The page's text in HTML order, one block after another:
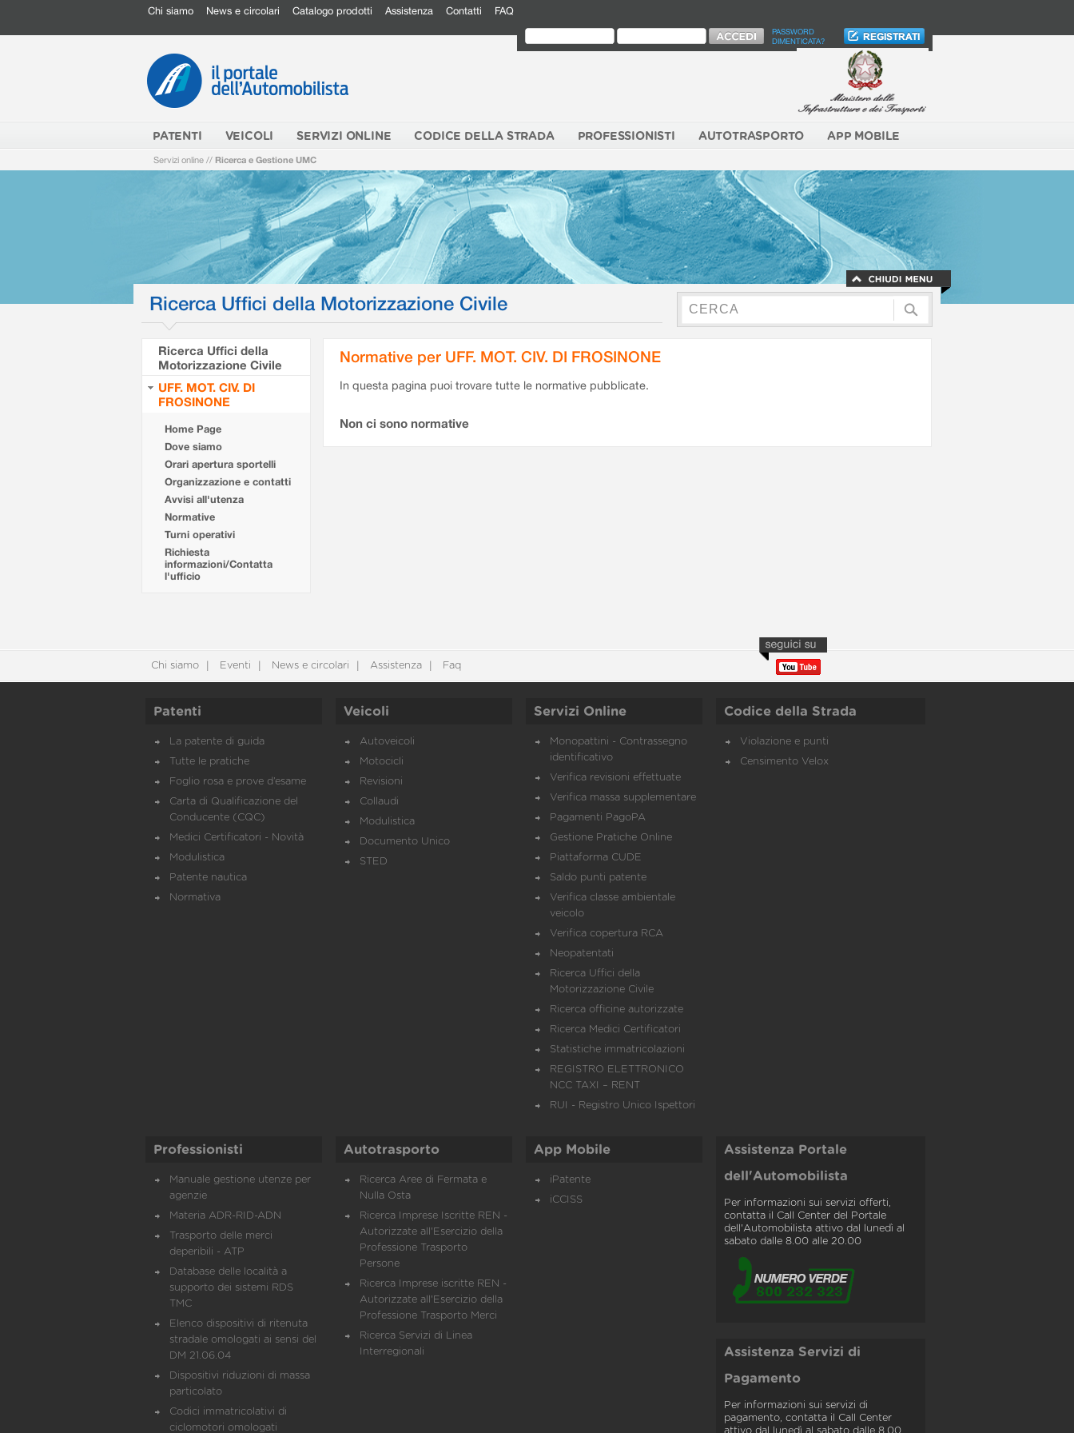
Chi siamo News e circolari Catalogo prodotti Assistenza Contatti FAQ
PASSWORD
DIMENTICATA?
PATENTI VEICOLI SERVIZI ONLINE CODICE DELLA STRADA PROFESSIONISTI AUTOTRASPORTO APP MOBILE
Servizi online // Ricerca e Gestione UMC
Ricerca Uffici della Motorizzazione Civile
Ricerca Uffici della
Motorizzazione Civile
UFF. MOT. CIV. DI
FROSINONE
Home Page
Dove siamo
Orari apertura sportelli
Organizzazione e contatti
Avvisi all'utenza
Normative
Turni operativi
Richiesta
informazioni/Contatta
l'ufficio
Normative per UFF. MOT. CIV. DI FROSINONE
In questa pagina puoi trovare tutte le normative pubblicate.
Non ci sono normative
Chi siamo Eventi News e circolari Assistenza Faq
Patenti
La patente di guida
Tutte le pratiche
Foglio rosa e prove d’esame
Carta di Qualificazione del
Conducente (CQC)
Medici Certificatori - Novità
Modulistica
Patente nautica
Normativa
Veicoli
Autoveicoli
Motocicli
Revisioni
Collaudi
Modulistica
Documento Unico
STED
Servizi Online
Monopattini - Contrassegno
identificativo
Verifica revisioni effettuate
Verifica massa supplementare
Pagamenti PagoPA
Gestione Pratiche Online
Piattaforma CUDE
Saldo punti patente
Verifica classe ambientale
veicolo
Verifica copertura RCA
Neopatentati
Ricerca Uffici della
Motorizzazione Civile
Ricerca officine autorizzate
Ricerca Medici Certificatori
Statistiche immatricolazioni
REGISTRO ELETTRONICO
NCC TAXI – RENT
RUI - Registro Unico Ispettori
Codice della Strada
Violazione e punti
Censimento Velox
Professionisti
Manuale gestione utenze per
agenzie
Materia ADR-RID-ADN
Trasporto delle merci
deperibili - ATP
Database delle località a
supporto dei sistemi RDS
TMC
Elenco dispositivi di ritenuta
stradale omologati ai sensi del
DM 21.06.04
Dispositivi riduzioni di massa
particolato
Codici immatricolativi di
ciclomotori omologati
Autotrasporto
Ricerca Aree di Fermata e
Nulla Osta
Ricerca Imprese Iscritte REN -
Autorizzate all'Esercizio della
Professione Trasporto
Persone
Ricerca Imprese iscritte REN -
Autorizzate all'Esercizio della
Professione Trasporto Merci
Ricerca Servizi di Linea
Interregionali
App Mobile
iPatente
iCCISS
Assistenza Portale
dell'Automobilista
Per informazioni sui servizi offerti,
contatta il Call Center del Portale
dell'Automobilista attivo dal lunedì al
sabato dalle 8.00 alle 20.00
Assistenza Servizi di
Pagamento
Per informazioni sui servizi di
pagamento, contatta il Call Center